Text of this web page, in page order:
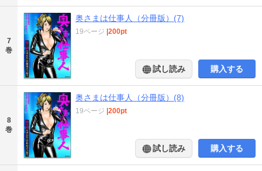
7
巻
奥さまは仕事人（分冊版）(7)
19ページ |200pt
試し読み 購入する
8
巻
奥さまは仕事人（分冊版）(8)
19ページ |200pt
試し読み 購入する